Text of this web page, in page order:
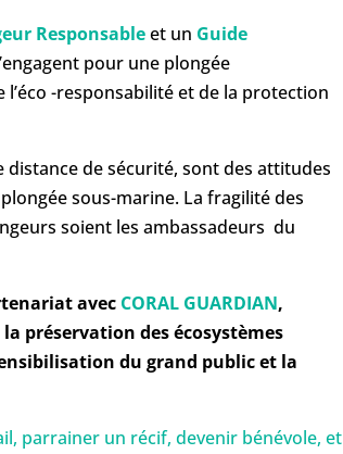
Responsableet un Guide
pour une plongée
-responsabilité et de la protection
de sécurité, sont des attitudes
sous-marine. La fragilité des
soient les ambassadeurs du
avec CORAL GUARDIAN,
préservation des écosystèmes
du grand public et la
parrainer un récif, devenir bénévole, et